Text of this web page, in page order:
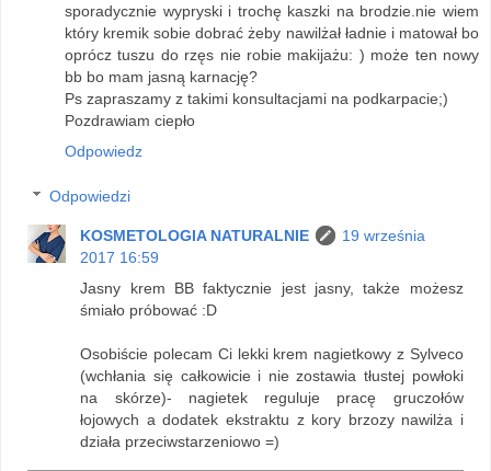
sporadycznie wypryski i trochę kaszki na brodzie.nie wiem
który kremik sobie dobrać żeby nawilżał ładnie i matował bo
oprócz tuszu do rzęs nie robie makijażu: ) może ten nowy
bb bo mam jasną karnację?
Ps zapraszamy z takimi konsultacjami na podkarpacie;)
Pozdrawiam ciepło
Odpowiedz
Odpowiedzi
KOSMETOLOGIA NATURALNIE
19 września
2017 16:59
Jasny krem BB faktycznie jest jasny, także możesz
śmiało próbować :D
Osobiście polecam Ci lekki krem nagietkowy z Sylveco
(wchłania się całkowicie i nie zostawia tłustej powłoki
na skórze)- nagietek reguluje pracę gruczołów
łojowych a dodatek ekstraktu z kory brzozy nawilża i
działa przeciwstarzeniowo =)